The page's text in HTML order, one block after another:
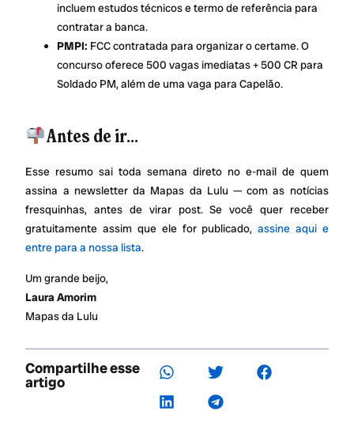
incluem estudos técnicos e termo de referência para
contratar a banca.
PMPI: FCC contratada para organizar o certame. O
concurso oferece 500 vagas imediatas + 500 CR para
Soldado PM, além de uma vaga para Capelão.
Antes de ir…
Esse resumo sai toda semana direto no e-mail de quem
assina a newsletter da Mapas da Lulu — com as notícias
fresquinhas, antes de virar post. Se você quer receber
gratuitamente assim que ele for publicado,assine aqui e
entre para a nossa lista.
Um grande beijo,
Laura Amorim
Mapas da Lulu
Compartilhe esse
artigo